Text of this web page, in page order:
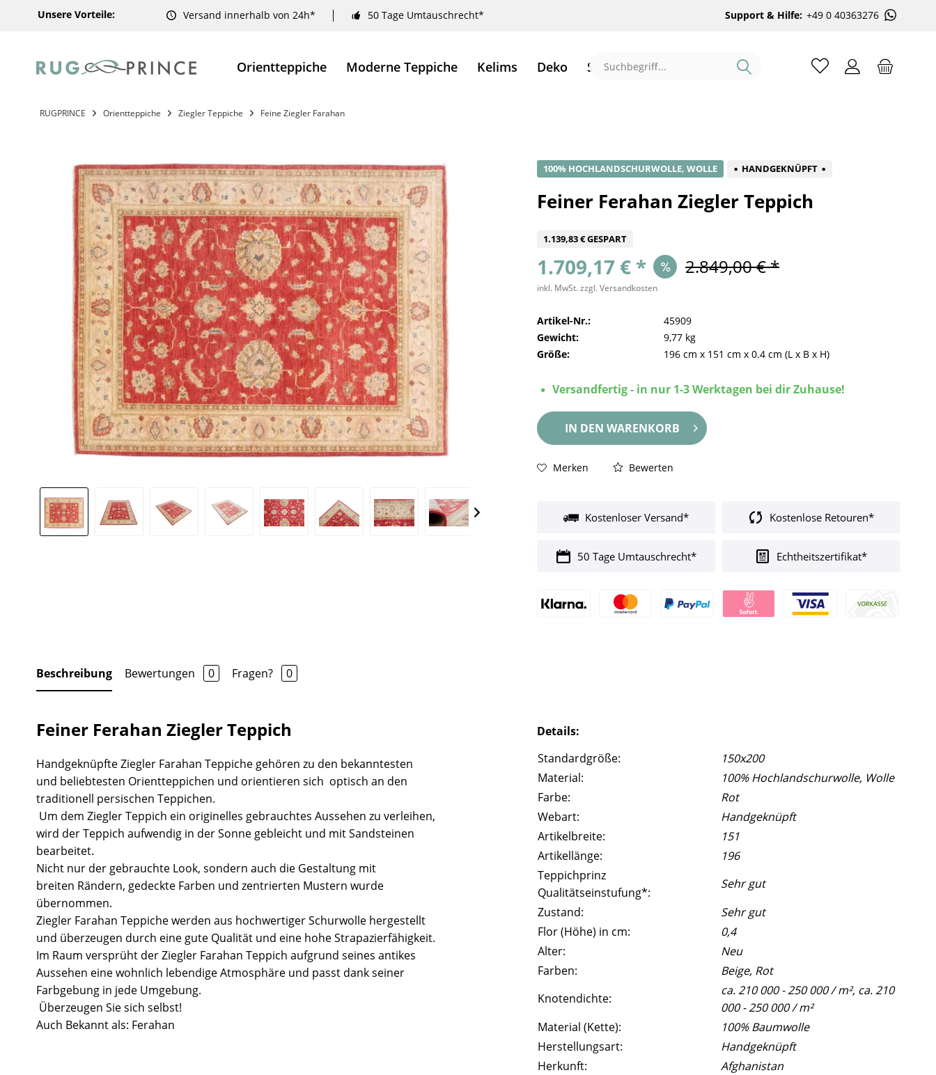
Unsere Vorteile: Versand innerhalb von 24h* 50 Tage Umtauschrecht* Support & Hilfe: +49 0 40363276
Orientteppiche Moderne Teppiche Kelims Deko Sale %
RUGPRINCE Orientteppiche Ziegler Teppiche Feine Ziegler Farahan
100% HOCHLANDSCHURWOLLE, WOLLE HANDGEKNÜPFT
Feiner Ferahan Ziegler Teppich
1.139,83 € GESPART
1.709,17 € * 2.849,00 € *
inkl. MwSt.zzgl. Versandkosten
Artikel-Nr.:
45909
Gewicht:
9,77 kg
Größe:
196 cm x 151 cm x0.4 cm (L x B x H)
Versandfertig - in nur 1-3 Werktagen bei dir Zuhause!
IN DEN WARENKORB
Merken Bewerten
Kostenloser Versand* Kostenlose Retouren*
50 Tage Umtauschrecht* Echtheitszertifikat*
Beschreibung Bewertungen 0 Fragen? 0
Feiner Ferahan Ziegler Teppich
Handgeknüpfte Ziegler Farahan Teppiche gehören zu den bekanntesten
und beliebtesten Orientteppichen und orientieren sich optisch an den
traditionell persischen Teppichen.
Um dem Ziegler Teppich ein originelles gebrauchtes Aussehen zu verleihen,
wird der Teppich aufwendig in der Sonne gebleicht und mit Sandsteinen
bearbeitet.
Nicht nur der gebrauchte Look, sondern auch die Gestaltung mit
breiten Rändern, gedeckte Farben und zentrierten Mustern wurde
übernommen.
Ziegler Farahan Teppiche werden aus hochwertiger Schurwolle hergestellt
und überzeugen durch eine gute Qualität und eine hohe Strapazierfähigkeit.
Im Raum versprüht der Ziegler Farahan Teppich aufgrund seines antikes
Aussehen eine wohnlich lebendige Atmosphäre und passt dank seiner
Farbgebung in jede Umgebung.
Überzeugen Sie sich selbst!
Auch Bekannt als: Ferahan
Details:
Standardgröße:
150x200
Material:
100% Hochlandschurwolle, Wolle
Farbe:
Rot
Webart:
Handgeknüpft
Artikelbreite:
151
Artikellänge:
196
Teppichprinz
Qualitätseinstufung*:
Sehr gut
Zustand:
Sehr gut
Flor (Höhe) in cm:
0,4
Alter:
Neu
Farben:
Beige, Rot
Knotendichte:
ca. 210 000 - 250 000 / m², ca. 210
000 - 250 000 / m²
Material (Kette):
100% Baumwolle
Herstellungsart:
Handgeknüpft
Herkunft:
Afghanistan